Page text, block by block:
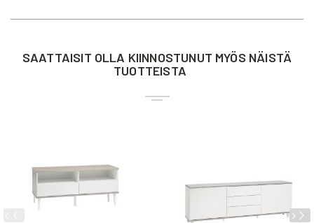
SAATTAISIT OLLA KIINNOSTUNUT MYÖS NÄISTÄ
TUOTTEISTA